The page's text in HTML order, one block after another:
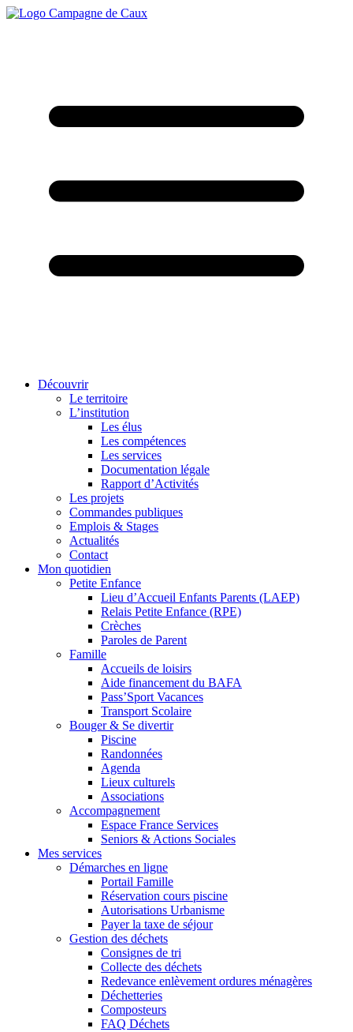
Découvrir
Le territoire
L’institution
Les élus
Les compétences
Les services
Documentation légale
Rapport d’Activités
Les projets
Commandes publiques
Emplois & Stages
Actualités
Contact
Mon quotidien
Petite Enfance
Lieu d’Accueil Enfants Parents (LAEP)
Relais Petite Enfance (RPE)
Crèches
Paroles de Parent
Famille
Accueils de loisirs
Aide financement du BAFA
Pass’Sport Vacances
Transport Scolaire
Bouger & Se divertir
Piscine
Randonnées
Agenda
Lieux culturels
Associations
Accompagnement
Espace France Services
Seniors & Actions Sociales
Mes services
Démarches en ligne
Portail Famille
Réservation cours piscine
Autorisations Urbanisme
Payer la taxe de séjour
Gestion des déchets
Consignes de tri
Collecte des déchets
Redevance enlèvement ordures ménagères
Déchetteries
Composteurs
FAQ Déchets